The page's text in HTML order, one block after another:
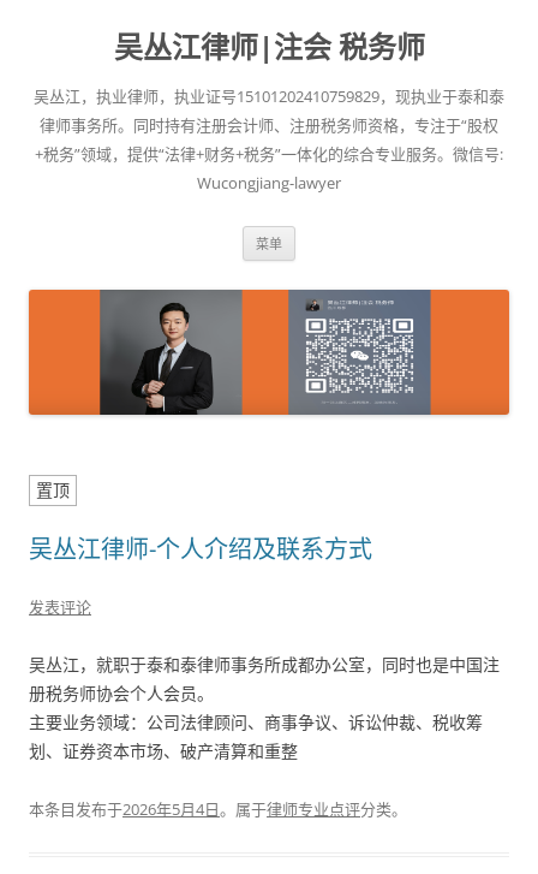
吴丛江律师|注会 税务师
吴丛江，执业律师，执业证号15101202410759829，现执业于泰和泰
律师事务所。同时持有注册会计师、注册税务师资格，专注于“股权
+税务”领域，提供“法律+财务+税务”一体化的综合专业服务。微信号:
Wucongjiang-lawyer
菜单
文
置顶
吴丛江律师-个人介绍及联系方式
发表评论
吴丛江，就职于泰和泰律师事务所成都办公室，同时也是中国注
册税务师协会个人会员。
主要业务领域：公司法律顾问、商事争议、诉讼仲裁、税收筹
划、证券资本市场、破产清算和重整
本条目发布于2026年5月4日。属于律师专业点评分类。